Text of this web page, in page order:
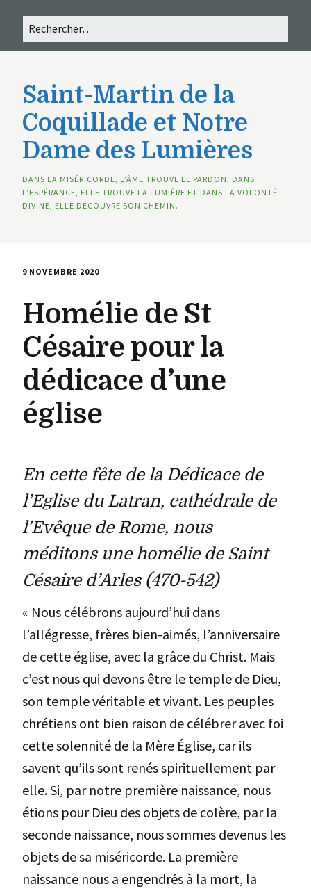
Saint-Martin de la
Coquillade et Notre
Dame des Lumières
DANS LA MISÉRICORDE, L’ÂME TROUVE LE PARDON, DANS
L’ESPÉRANCE, ELLE TROUVE LA LUMIÈRE ET DANS LA VOLONTÉ
DIVINE, ELLE DÉCOUVRE SON CHEMIN.
9 NOVEMBRE 2020
Homélie de St
Césaire pour la
dédicace d’une
église
En cette fête de la Dédicace de
l’Eglise du Latran, cathédrale de
l’Evêque de Rome, nous
méditons une homélie de Saint
Césaire d’Arles (470-542)
« Nous célébrons aujourd’hui dans
l’allégresse, frères bien-aimés, l’anniversaire
de cette église, avec la grâce du Christ. Mais
c’est nous qui devons être le temple de Dieu,
son temple véritable et vivant. Les peuples
chrétiens ont bien raison de célébrer avec foi
cette solennité de la Mère Église, car ils
savent qu’ils sont renés spirituellement par
elle. Si, par notre première naissance, nous
étions pour Dieu des objets de colère, par la
seconde naissance, nous sommes devenus les
objets de sa miséricorde. La première
naissance nous a engendrés à la mort, la